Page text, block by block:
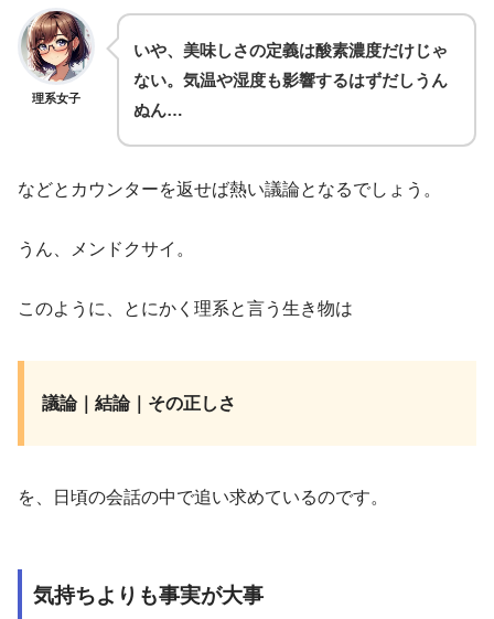
理系女子
いや、美味しさの定義は酸素濃度だけじゃ
ない。気温や湿度も影響するはずだしうん
ぬん…
などとカウンターを返せば熱い議論となるでしょう。
うん、メンドクサイ。
このように、とにかく理系と言う生き物は
議論｜結論｜その正しさ
を、日頃の会話の中で追い求めているのです。
気持ちよりも事実が大事